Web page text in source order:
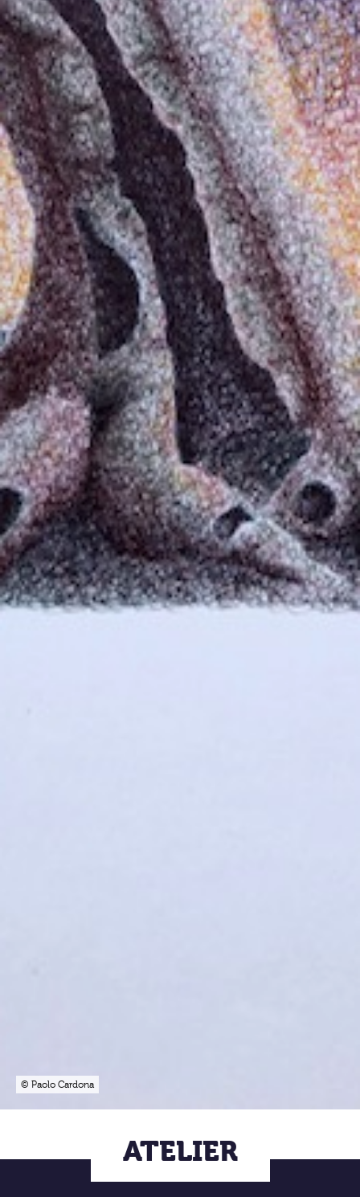
© Paolo Cardona
ATELIER